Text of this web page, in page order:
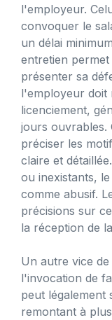
l'employeur.
convoquer le
un délai
entretien
présenter sa
l'employeur doit
licenciement,
jours ouvrables.
préciser les
claire et
ou inexistants,
comme abusif.
précisions sur
la réception de
Un autre vice
l'invocation de
peut légalement
remontant à